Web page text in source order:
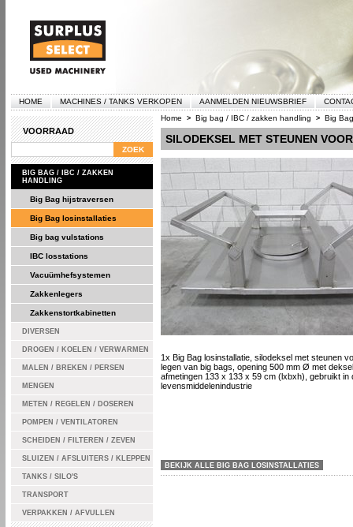
HOME MACHINES / TANKS VERKOPEN AANMELDEN NIEUWSBRIEF
VOORRAAD
BIG BAG / IBC / ZAKKEN
HANDLING
Big Bag hijstraversen
Big Bag losinstallaties
Big bag vulstations
IBC losstations
Vacuümhefsystemen
Zakkenlegers
Zakkenstortkabinetten
DIVERSEN
DROGEN / KOELEN / VERWARMEN
MALEN / BREKEN / PERSEN
MENGEN
METEN / REGELEN / DOSEREN
POMPEN / VENTILATOREN
SCHEIDEN / FILTEREN / ZEVEN
SLUIZEN / AFSLUITERS / KLEPPEN
TANKS / SILO'S
TRANSPORT
VERPAKKEN / AFVULLEN
Home > Big bag / IBC / zakken handling > Big
SILODEKSEL MET STEUNEN
1x Big Bag losinstallatie, silodeksel met steunen
legen van big bags, opening 500 mm Ø met
afmetingen 133 x 133 x 59 cm (lxbxh), gebruikt in
levensmiddelenindustrie
BEKIJK ALLE BIG BAG LOSINSTALLATIES